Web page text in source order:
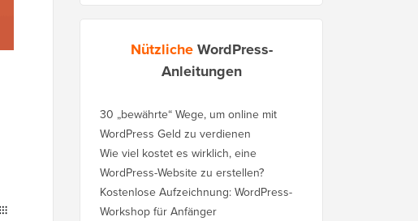
NützlicheWordPress-
Anleitungen
30 „bewährte“ Wege, um online mit
WordPress Geld zu verdienen
Wie viel kostet es wirklich, eine
WordPress-Website zu erstellen?
Kostenlose Aufzeichnung: WordPress-
Workshop für Anfänger